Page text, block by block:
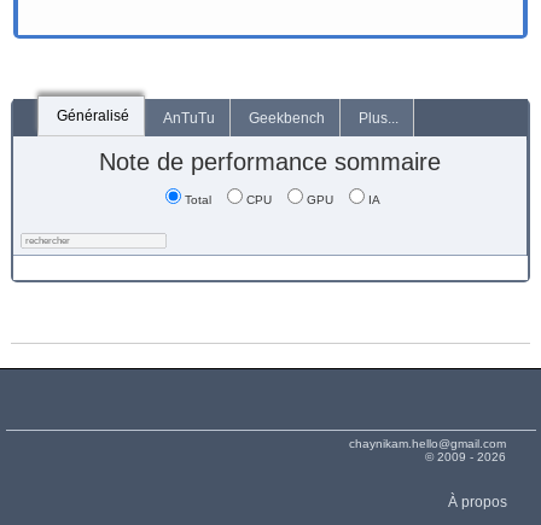
Généralisé AnTuTu Geekbench Plus...
Note de performance sommaire
Total CPU GPU IA
chaynikam.hello@gmail.com
© 2009 - 2026
À propos